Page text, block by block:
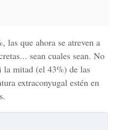
las que ahora se atreven a
sean cuales sean. No
la mitad (el 43%) de las
extraconyugal estén en